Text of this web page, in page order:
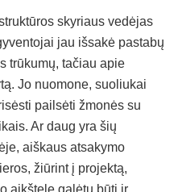
skyriaus vedėjas
jau išsakė pastabų
trūkumų, tačiau apie
Jo nuomone, suoliukai
pailsėti žmonės su
Ar daug yra šių
aiškaus atsakymo
žiūrint į projektą,